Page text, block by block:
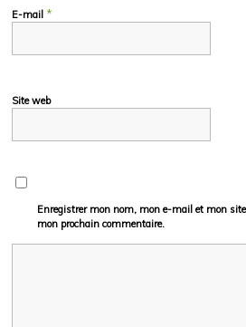
E-mail *
Site web
Enregistrer mon nom, mon e-mail et mon
mon prochain commentaire.